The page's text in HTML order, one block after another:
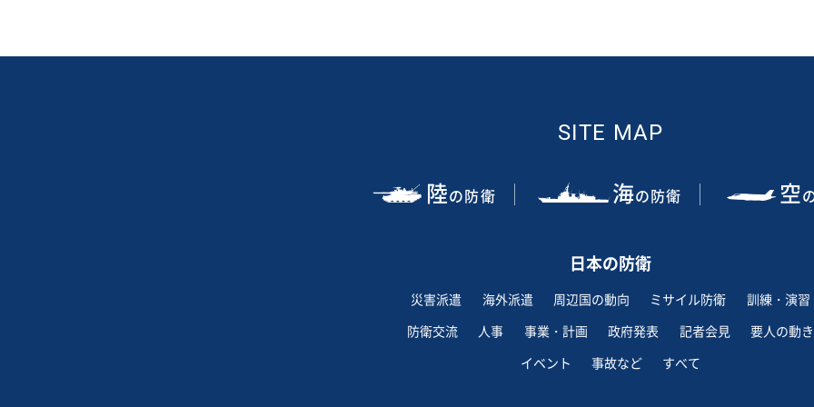
SITE MAP
陸の防衛 海の防衛 空
日本の防衛
災害派遣 海外派遣 周辺国の動向 ミサイル防衛
訓練・演習
防衛交流
人事 事業・計画 政府発表 記者会見
要人の動き
イベント
事故など すべて